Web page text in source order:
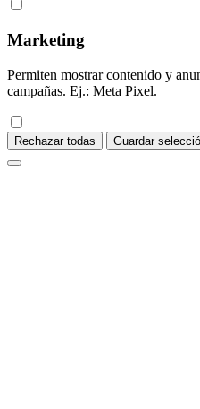
Marketing
Permiten mostrar contenido y
campañas. Ej.: Meta Pixel.
Rechazar todas Guardar